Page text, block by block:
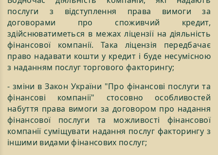
послуги з відступлення права вимоги за
договорами про споживчий кредит,
здійснюватиметься в межах ліцензії на діяльність
фінансової компанії. Така ліцензія передбачає
право надавати кошти у кредит і буде несумісною
з наданням послуг торгового факторингу;
- зміни в Закон України "Про фінансові послуги та
фінансові компанії" стосовно особливостей
набуття права вимоги за договором про надання
фінансової послуги та можливості фінансової
компанії суміщувати надання послуг факторингу з
іншими видами фінансових послуг;